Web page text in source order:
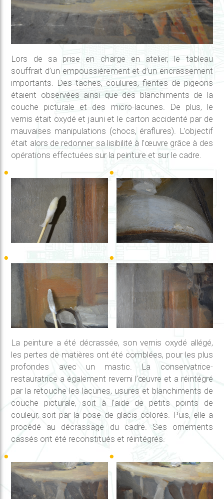
Lors de sa prise en charge en atelier, le tableau
souffrait d’un empoussièrement et d’un encrassement
importants. Des taches, coulures, fientes de pigeons
étaient observées ainsi que des blanchiments de la
couche picturale et des micro-lacunes. De plus, le
vernis était oxydé et jauni et le carton accidenté par de
mauvaises manipulations (chocs, éraflures). L’objectif
était alors de redonner sa lisibilité à l’œuvre grâce à des
opérations effectuées sur la peinture et sur le cadre.
La peinture a été décrassée, son vernis oxydé allégé,
les pertes de matières ont été comblées, pour les plus
profondes avec un mastic. La conservatrice-
restauratrice a également reverni l’œuvre et a réintégré
par la retouche les lacunes, usures et blanchiments de
couche picturale, soit à l’aide de petits points de
couleur, soit par la pose de glacis colorés. Puis, elle a
procédé au décrassage du cadre. Ses ornements
cassés ont été reconstitués et réintégrés.